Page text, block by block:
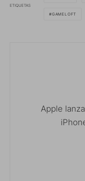
ETIQUETAS
GAMELOFT
Apple